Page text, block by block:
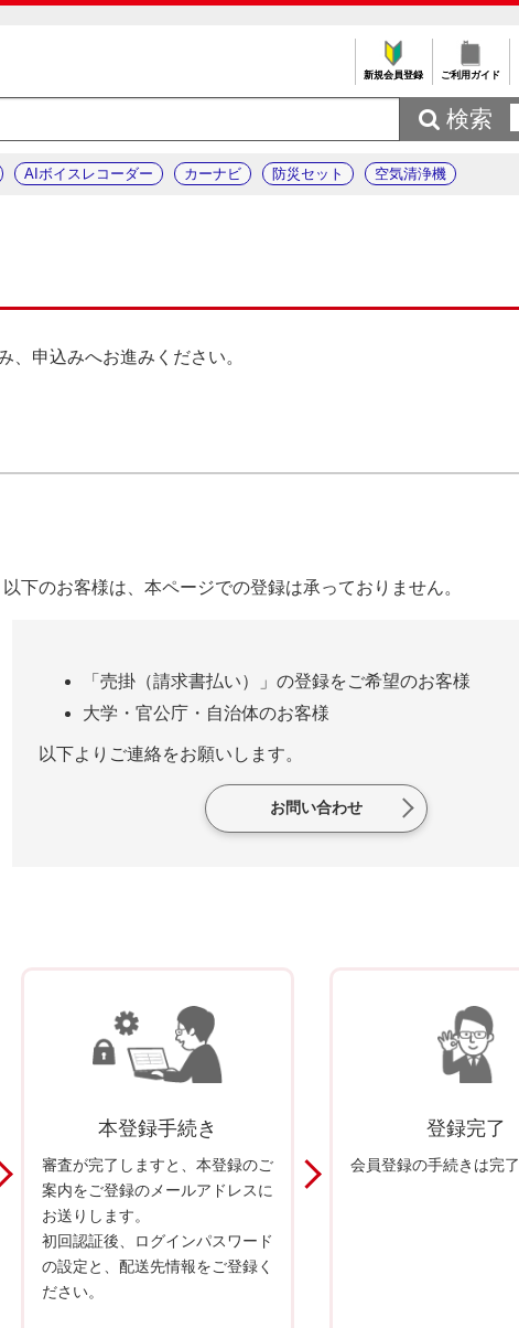
新規会員登録 ご利用ガイド
 検索
AIボイスレコーダー カーナビ 防災セット 空気清浄機
申込みへお進みください。
以下のお客様は、本ページでの登録は承っておりません。
「売掛（請求書払い）」の登録をご希望のお客様
大学・官公庁・自治体のお客様
以下よりご連絡をお願いします。
お問い合わせ
本登録手続き
審査が完了しますと、本登録のご
案内をご登録のメールアドレスに
お送りします。
初回認証後、ログインパスワード
の設定と、配送先情報をご登録く
ださい。
登録完了
会員登録の手続きは完了